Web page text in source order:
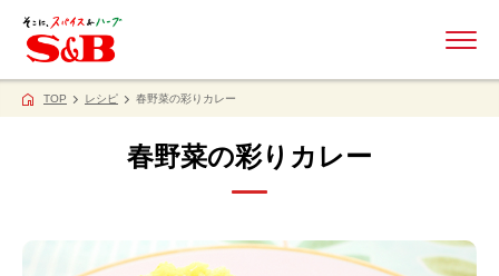
TOP レシピ 春野菜の彩りカレー
春野菜の彩りカレー